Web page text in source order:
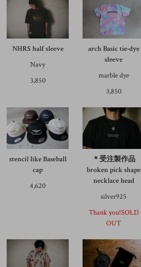
NHRS half sleeve
Navy
3,850
arch Basic tie-dye
sleeve
marble dye
3,850
stencil like Baseball
cap
4,620
＊受注製作品
broken pick shape
necklace head
silver925
Thank you!SOLD
OUT